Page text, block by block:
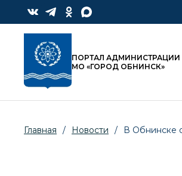
ПОРТАЛ АДМИНИСТРАЦИИ
МО «ГОРОД ОБНИНСК»
Главная / Новости / В Обнинске